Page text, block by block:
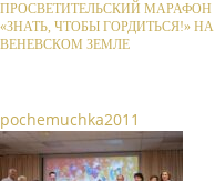
ПРОСВЕТИТЕЛЬСКИЙ МАРАФОН
«ЗНАТЬ, ЧТОБЫ ГОРДИТЬСЯ!» НА
ВЕНЕВСКОМ ЗЕМЛЕ
pochemuchka2011